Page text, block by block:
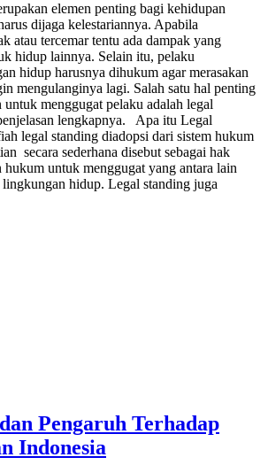
elemen penting bagi kehidupan
dijaga kelestariannya. Apabila
atau tercemar tentu ada dampak yang
hidup lainnya. Selain itu, pelaku
hidup harusnya dihukum agar merasakan
mengulanginya lagi. Salah satu hal penting
menggugat pelaku adalah legal
lengkapnya. Apa itu Legal
legal standing diadopsi dari sistem hukum
secara sederhana disebut sebagai hak
hukum untuk menggugat yang antara lain
hidup. Legal standing juga
Pengaruh Terhadap
Indonesia